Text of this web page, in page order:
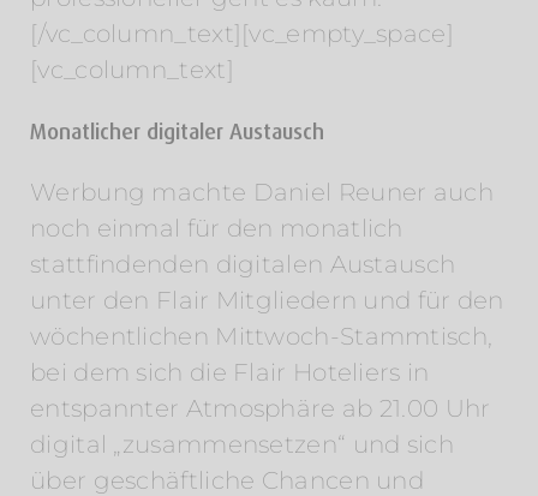
[/vc_column_text][vc_empty_space]
[vc_column_text]
Monatlicher digitaler Austausch
Werbung machte Daniel Reuner auch
noch einmal für den monatlich
stattfindenden digitalen Austausch
unter den Flair Mitgliedern und für den
wöchentlichen Mittwoch-Stammtisch,
bei dem sich die Flair Hoteliers in
entspannter Atmosphäre ab 21.00 Uhr
digital „zusammensetzen“ und sich
über geschäftliche Chancen und